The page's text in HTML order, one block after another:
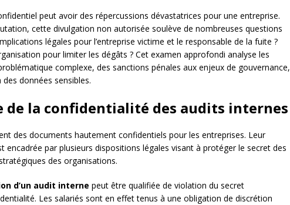
peut avoir des répercussions dévastatrices pour une entreprise.
cette divulgation non autorisée soulève de nombreuses questions
légales pour l’entreprise victime et le responsable de la fuite ?
pour limiter les dégâts ? Cet examen approfondi analyse les
complexe, des sanctions pénales aux enjeux de gouvernance,
données sensibles.
de la confidentialité des audits internes
des documents hautement confidentiels pour les entreprises. Leur
encadrée par plusieurs dispositions légales visant à protéger le secret des
des organisations.
d’un audit interne peut être qualifiée de violation du secret
Les salariés sont en effet tenus à une obligation de discrétion